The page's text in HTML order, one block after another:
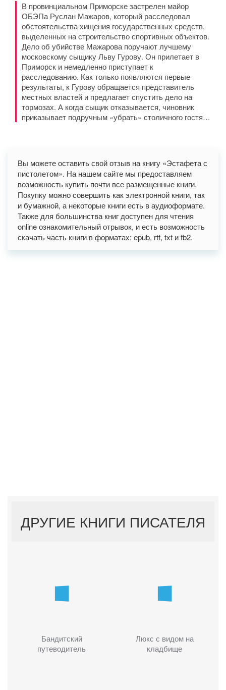
В провинциальном Приморске застрелен майор
ОБЭПа Руслан Мажаров, который расследовал
обстоятельства хищения государственных средств,
выделенных на строительство спортивных объектов.
Дело об убийстве Мажарова поручают лучшему
московскому сыщику Льву Гурову. Он прилетает в
Приморск и немедленно приступает к
расследованию. Как только появляются первые
результаты, к Гурову обращается представитель
местных властей и предлагает спустить дело на
тормозах. А когда сыщик отказывается, чиновник
приказывает подручным «убрать» столичного гостя…
Вы можете оставить свой отзыв на книгу «Эстафета с
пистолетом». На нашем сайте мы предоставляем
возможность купить почти все размещенные книги.
Покупку можно совершить как электронной книги, так
и бумажной, а некоторые книги есть в аудиоформате.
Также для большинства книг доступен для чтения
online ознакомительный отрывок, и есть возможность
скачать часть книги в форматах: epub, rtf, txt и fb2.
ДРУГИЕ КНИГИ ПИСАТЕЛЯ
Бандитский
путеводитель
Люкс с видом на
кладбище